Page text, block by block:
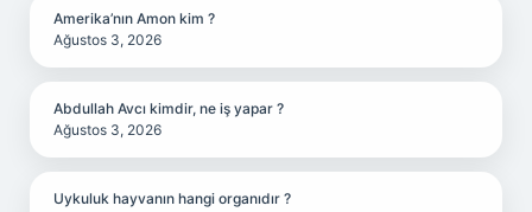
Amerika’nın Amon kim ?
Ağustos 3, 2026
Abdullah Avcı kimdir, ne iş yapar ?
Ağustos 3, 2026
Uykuluk hayvanın hangi organıdır ?